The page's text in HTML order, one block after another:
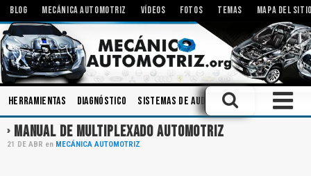
BLOG MECÁNICA AUTOMOTRIZ VÍDEOS FOTOS TEMAS MAPA DEL
Herramientas Diagnóstico Sistemas de Audio Amortiguadores
MANUAL DE MULTIPLEXADO AUTOMOTRIZ
21 DE ABR en MECÁNICA AUTOMOTRIZ